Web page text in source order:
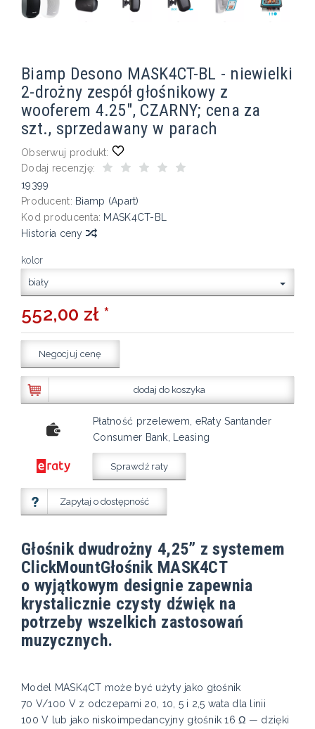
Biamp Desono MASK4CT-BL - niewielki
2-drożny zespół głośnikowy z
wooferem 4.25", CZARNY; cena za
szt., sprzedawany w parach
Obserwuj produkt:
Dodaj recenzję:
19399
Producent: Biamp (Apart)
Kod producenta: MASK4CT-BL
Historia ceny
kolor
biały
552,00 zł *
Negocjuj cenę
dodaj do koszyka
Płatność przelewem, eRaty Santander
Consumer Bank, Leasing
Sprawdź raty
Zapytaj o dostępność
Głośnik dwudrożny 4,25” z systemem
ClickMountGłośnik MASK4CT
o wyjątkowym designie zapewnia
krystalicznie czysty dźwięk na
potrzeby wszelkich zastosowań
muzycznych.
Model MASK4CT może być użyty jako głośnik
70 V/100 V z odczepami 20, 10, 5 i 2,5 wata dla linii
100 V lub jako niskoimpedancyjny głośnik 16 Ω — dzięki